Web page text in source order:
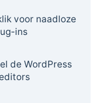
voor naadloze
ins
de WordPress